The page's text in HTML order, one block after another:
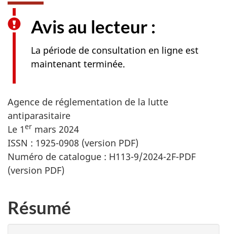
Avis au lecteur :
La période de consultation en ligne est
maintenant terminée.
Agence de réglementation de la lutte
antiparasitaire
Le 1er mars 2024
ISSN : 1925-0908 (version PDF)
Numéro de catalogue : H113-9/2024-2F-PDF
(version PDF)
Résumé